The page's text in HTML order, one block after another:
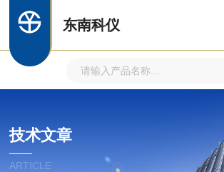
东南科仪
技术文章
ARTICLE